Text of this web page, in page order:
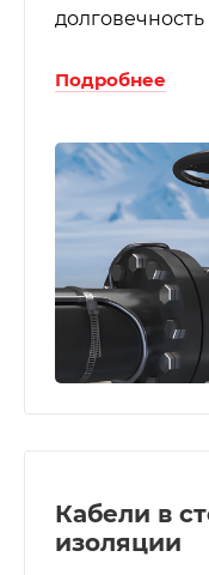
Подробнее
Кабели в
изоляции